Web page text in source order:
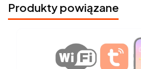
Produkty powiązane